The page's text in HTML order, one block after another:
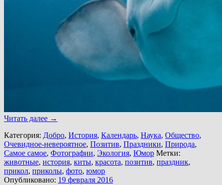
Читать далее →
Категория: Добро, История, Календарь, Наука, Общество,
Очевидное-невероятное, Позитив, Праздники, Природа,
Самое самое, Фотографии, Экология, Юмор Метки:
животные, история, киты, красота, позитив, праздник,
прикол, приколы, фото, юмор
Опубликовано: 19 февраля 2016